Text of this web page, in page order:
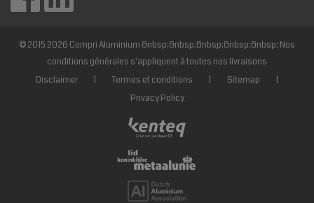
© 2015 2026 Compri Aluminium &nbsp;&nbsp;&nbsp;&nbsp;&nbsp; Nos
conditions générales s'appliquent à toutes nos livraisons
Disclaimer
Termes et conditions Sitemap
Privacy Policy